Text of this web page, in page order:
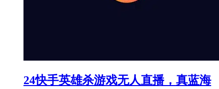
24快手英雄杀游戏无人直播，真蓝海